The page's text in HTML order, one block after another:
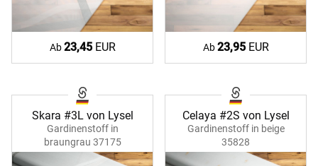
Ab23,45EUR Ab23,95EUR
Skara #3L von Lysel
Gardinenstoff in
braungrau 37175
Celaya #2S von Lysel
Gardinenstoff in beige
35828